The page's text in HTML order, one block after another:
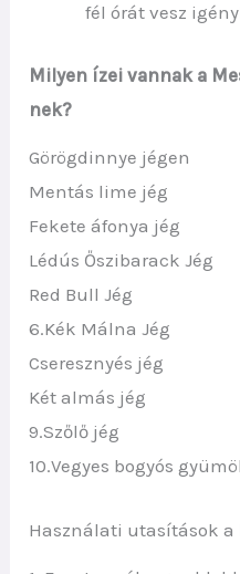
fél órát vesz
Milyen ízei vannak a
nek?
Görögdinnye jégen
Mentás lime jég
Fekete áfonya jég
Lédús Őszibarack Jég
Red Bull Jég
6.Kék Málna Jég
Cseresznyés jég
Két almás jég
9.Szőlő jég
10.Vegyes bogyós
Használati utasítások a